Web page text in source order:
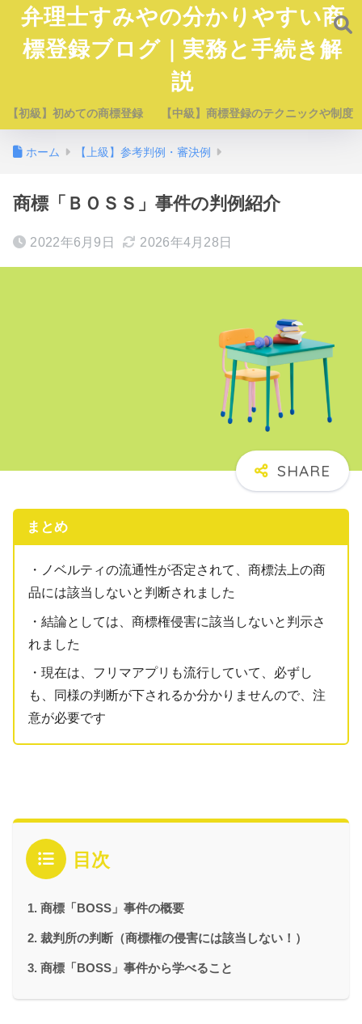
弁理士すみやの分かりやすい商
標登録ブログ｜実務と手続き解
説
【初級】初めての商標登録 【中級】商標登録のテクニックや制度
ホーム 【上級】参考判例・審決例
商標「ＢＯＳＳ」事件の判例紹介
2022年6月9日 2026年4月28日
まとめ
・ノベルティの流通性が否定されて、商標法上の商
品には該当しないと判断されました
・結論としては、商標権侵害に該当しないと判示さ
れました
・現在は、フリマアプリも流行していて、必ずし
も、同様の判断が下されるか分かりませんので、注
意が必要です
目次
商標「BOSS」事件の概要
裁判所の判断（商標権の侵害には該当しない！）
商標「BOSS」事件から学べること